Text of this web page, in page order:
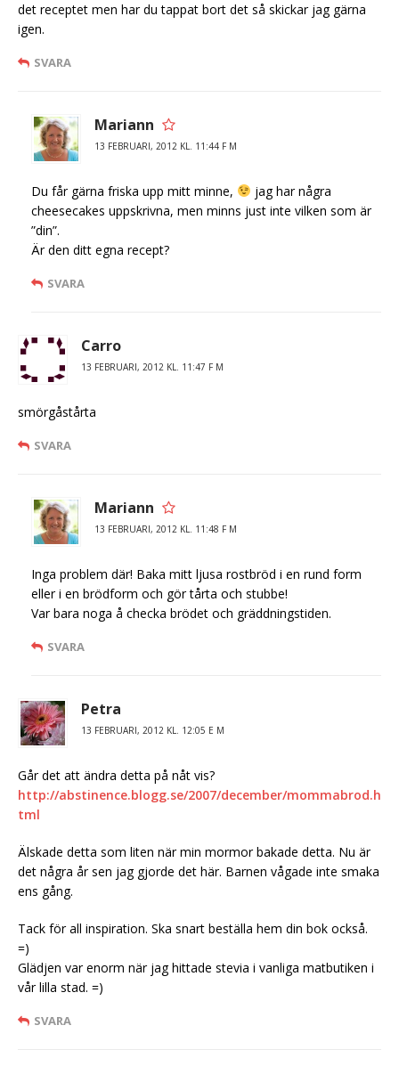
det receptet men har du tappat bort det så skickar jag gärna
igen.
SVARA
Mariann
13 FEBRUARI, 2012 KL. 11:44 F M
Du får gärna friska upp mitt minne,
jag har några
cheesecakes uppskrivna, men minns just inte vilken som är
”din”.
Är den ditt egna recept?
SVARA
Carro
13 FEBRUARI, 2012 KL. 11:47 F M
smörgåstårta
SVARA
Mariann
13 FEBRUARI, 2012 KL. 11:48 F M
Inga problem där! Baka mitt ljusa rostbröd i en rund form
eller i en brödform och gör tårta och stubbe!
Var bara noga å checka brödet och gräddningstiden.
SVARA
Petra
13 FEBRUARI, 2012 KL. 12:05 E M
Går det att ändra detta på nåt vis?
http://abstinence.blogg.se/2007/december/mommabrod.h
tml
Älskade detta som liten när min mormor bakade detta. Nu är
det några år sen jag gjorde det här. Barnen vågade inte smaka
ens gång.
Tack för all inspiration. Ska snart beställa hem din bok också.
=)
Glädjen var enorm när jag hittade stevia i vanliga matbutiken i
vår lilla stad. =)
SVARA